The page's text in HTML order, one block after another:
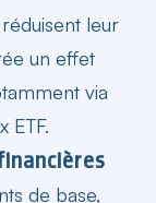
leur
un effet
via
ETF.
de base,